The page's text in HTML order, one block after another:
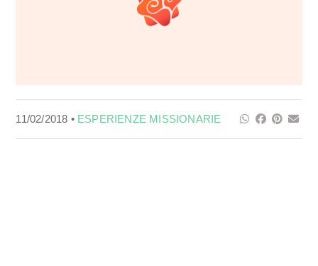
11/02/2018 • ESPERIENZE MISSIONARIE